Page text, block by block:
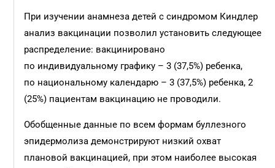
При изучении анамнеза детей с синдромом Киндлер
анализ вакцинации позволил установить следующее
распределение: вакцинировано
по индивидуальному графику – 3 (37,5%) ребенка,
по национальному календарю – 3 (37,5%) ребенка, 2
(25%) пациентам вакцинацию не проводили.
Обобщенные данные по всем формам буллезного
эпидермолиза демонстрируют низкий охват
плановой вакцинацией, при этом наиболее высокая